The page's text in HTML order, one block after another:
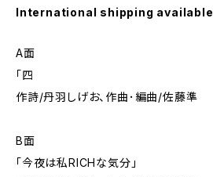
International shipping available
A面
「四
作詩/丹羽しげお、作曲･編曲/佐藤準
B面
「今夜は私RICHな気分」